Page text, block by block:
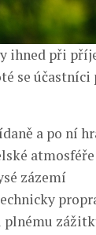
ihned při
se
a po ní
zázemí
plnému